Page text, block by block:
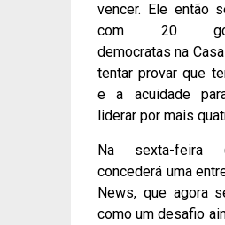
vencer. Ele então
com 20
democratas na
tentar provar que
e a acuidade
liderar por mais
Na sexta-feira
concederá uma
News, que agora
como um desafio